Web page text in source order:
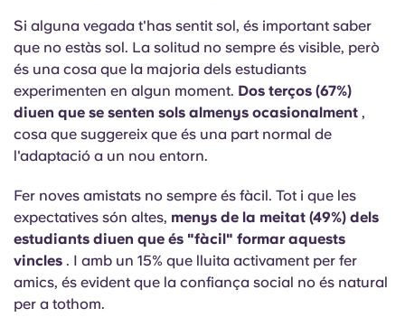
Si alguna vegada t'has sentit sol, és important saber
que no estàs sol. La solitud no sempre és visible, però
és una cosa que la majoria dels estudiants
experimenten en algun moment. Dos terços (67%)
diuen que se senten sols almenys ocasionalment ,
cosa que suggereix que és una part normal de
l'adaptació a un nou entorn.
Fer noves amistats no sempre és fàcil. Tot i que les
expectatives són altes, menys de la meitat (49%) dels
estudiants diuen que és "fàcil" formar aquests
vincles . I amb un 15% que lluita activament per fer
amics, és evident que la confiança social no és natural
per a tothom.